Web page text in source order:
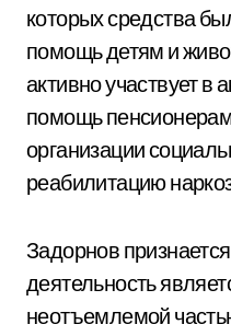
которых средства
помощь детям и
активно участвует в
помощь
организации
реабилитацию
Задорнов
деятельность
неотъемлемой